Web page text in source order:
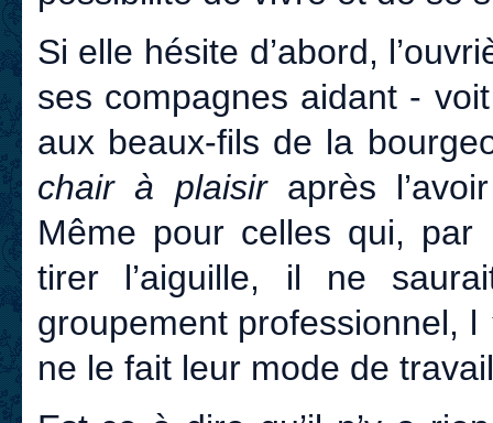
Si elle hésite d’abord,
ses compagnes aidant -
aux beaux-fils de la
chair à plaisiraprès
Même pour celles qui,
tirer l’aiguille, il ne
groupement professionnel, l
ne le fait leur mode de